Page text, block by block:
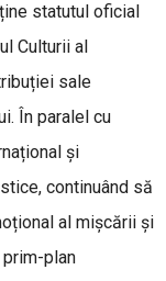
statutul oficial
Culturii al
sale
În paralel cu
și
continuând să
al mișcării și
plan